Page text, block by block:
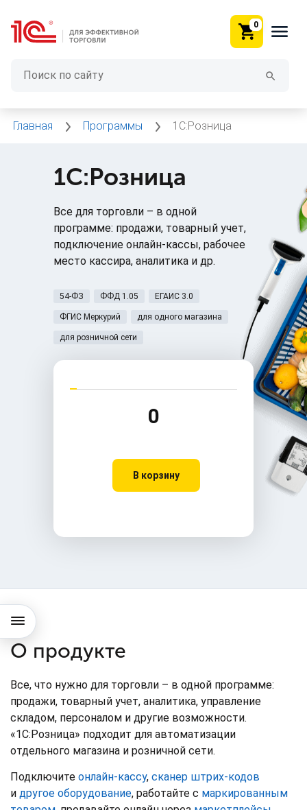
0
Главная Программы 1С:Розница
1С:Розница
Все для торговли – в одной
программе: продажи, товарный учет,
подключение онлайн-кассы, рабочее
место кассира, аналитика и др.
54-ФЗ ФФД 1.05 ЕГАИС 3.0
ФГИС Меркурий для одного магазина
для розничной сети
0
В корзину
О продукте
Все, что нужно для торговли – в одной программе:
продажи, товарный учет, аналитика, управление
складом, персоналом и другие возможности.
«1C:Розница» подходит для автоматизации
отдельного магазина и розничной сети.
Подключите онлайн-кассу, сканер штрих-кодов
и другое оборудование, работайте с маркированным